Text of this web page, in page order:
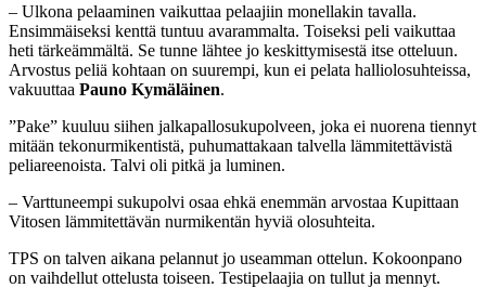
– Ulkona pelaaminen vaikuttaa pelaajiin monellakin tavalla.
Ensimmäiseksi kenttä tuntuu avarammalta. Toiseksi peli vaikuttaa
heti tärkeämmältä. Se tunne lähtee jo keskittymisestä itse otteluun.
Arvostus peliä kohtaan on suurempi, kun ei pelata halliolosuhteissa,
vakuuttaa Pauno Kymäläinen.
”Pake” kuuluu siihen jalkapallosukupolveen, joka ei nuorena tiennyt
mitään tekonurmikentistä, puhumattakaan talvella lämmitettävistä
peliareenoista. Talvi oli pitkä ja luminen.
– Varttuneempi sukupolvi osaa ehkä enemmän arvostaa Kupittaan
Vitosen lämmitettävän nurmikentän hyviä olosuhteita.
TPS on talven aikana pelannut jo useamman ottelun. Kokoonpano
on vaihdellut ottelusta toiseen. Testipelaajia on tullut ja mennyt.